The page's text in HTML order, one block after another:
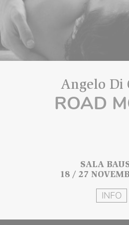
Angelo Di
ROAD
SALA
18 / 27
INFO